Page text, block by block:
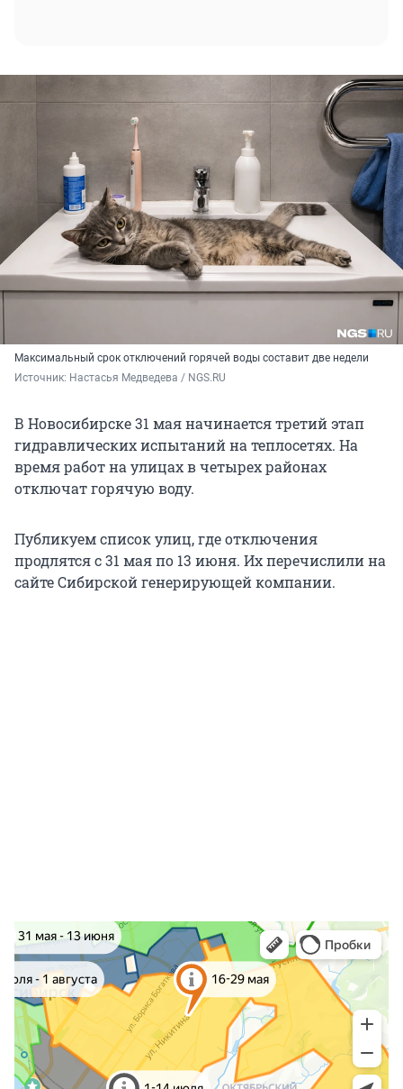
Максимальный срок отключений горячей воды составит две недели
Источник: Настасья Медведева / NGS.RU
В Новосибирске 31 мая начинается третий этап
гидравлических испытаний на теплосетях. На
время работ на улицах в четырех районах
отключат горячую воду.
Публикуем список улиц, где отключения
продлятся с 31 мая по 13 июня. Их перечислили на
сайте Сибирской генерирующей компании.